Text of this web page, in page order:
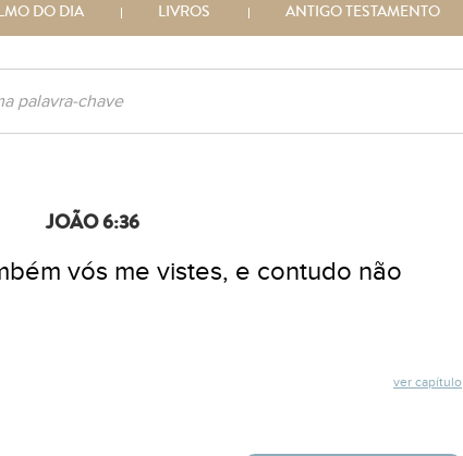
DO DIA LIVROS ANTIGO TESTAMENTO
JOÃO 6:36
vós me vistes, e contudo não
ver capítulo
WhatsApp